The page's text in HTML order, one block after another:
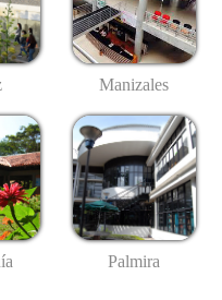
Manizales
Palmira